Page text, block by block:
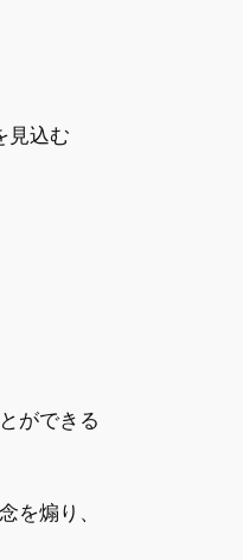
見込む
ができる
を煽り、